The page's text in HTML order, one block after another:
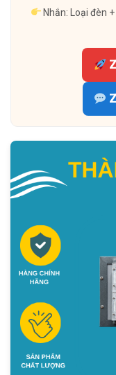
Nhắn: Loại đèn